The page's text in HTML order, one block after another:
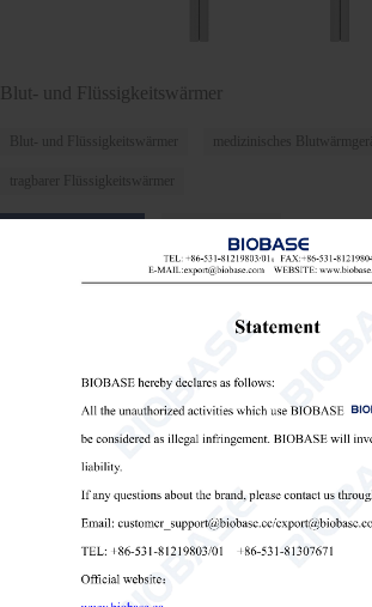
Blut- und Flüssigkeitswärmer
Blut- und Flüssigkeitswärmer medizinisches Blutwärmgerät
tragbarer Flüssigkeitswärmer
Einzelheiten